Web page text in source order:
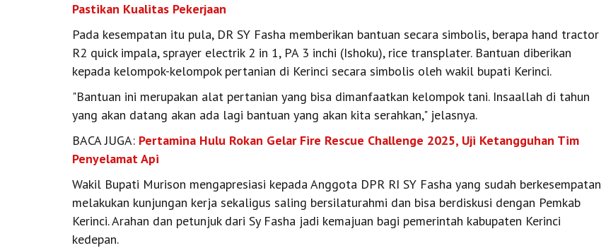
Pastikan Kualitas Pekerjaan
Pada kesempatan itu pula, DR SY Fasha memberikan bantuan secara simbolis, berapa hand tractor
R2 quick impala, sprayer electrik 2 in 1, PA 3 inchi (Ishoku), rice transplater. Bantuan diberikan
kepada kelompok-kelompok pertanian di Kerinci secara simbolis oleh wakil bupati Kerinci.
"Bantuan ini merupakan alat pertanian yang bisa dimanfaatkan kelompok tani. Insaallah di tahun
yang akan datang akan ada lagi bantuan yang akan kita serahkan," jelasnya.
BACA JUGA: Pertamina Hulu Rokan Gelar Fire Rescue Challenge 2025, Uji Ketangguhan Tim
Penyelamat Api
Wakil Bupati Murison mengapresiasi kepada Anggota DPR RI SY Fasha yang sudah berkesempatan
melakukan kunjungan kerja sekaligus saling bersilaturahmi dan bisa berdiskusi dengan Pemkab
Kerinci. Arahan dan petunjuk dari Sy Fasha jadi kemajuan bagi pemerintah kabupaten Kerinci
kedepan.